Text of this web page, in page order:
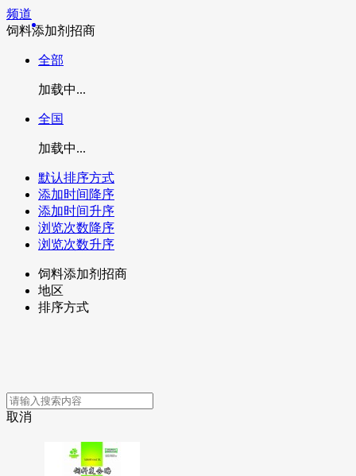
频道
饲料添加剂招商
全部
加载中...
全国
加载中...
默认排序方式
添加时间降序
添加时间升序
浏览次数降序
浏览次数升序
饲料添加剂招商
地区
排序方式
取消